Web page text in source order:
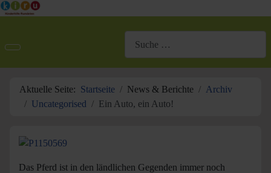
Aktuelle Seite: Startseite News & Berichte
Archiv
Uncategorised
Ein Auto, ein Auto!
Das Pferd ist in den ländlichen Gegenden immer noch